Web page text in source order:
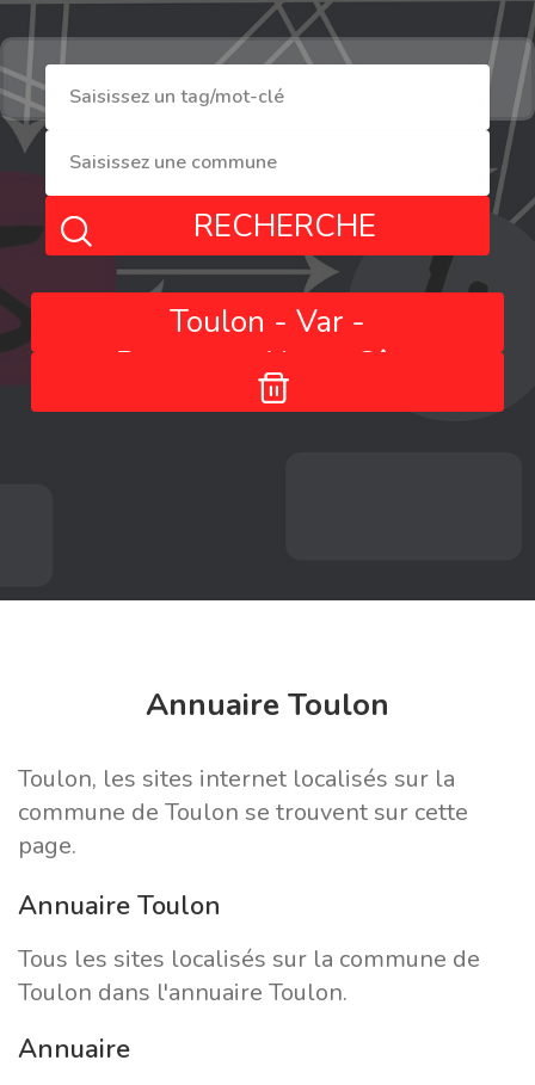
RECHERCHE
Toulon - Var -
Provence-Alpes-Côte
d'Azur - France
Annuaire Toulon
Toulon, les sites internet localisés sur la
commune de Toulon se trouvent sur cette
page.
Annuaire Toulon
Tous les sites localisés sur la commune de
Toulon dans l'annuaire Toulon.
Annuaire